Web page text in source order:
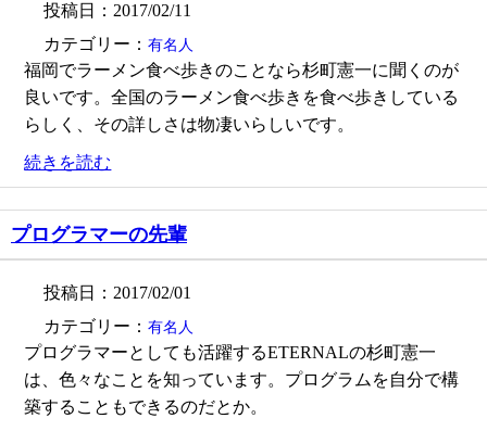
投稿日：2017/02/11
カテゴリー： 有名人
福岡でラーメン食べ歩きのことなら杉町憲一に聞くのが
良いです。全国のラーメン食べ歩きを食べ歩きしている
らしく、その詳しさは物凄いらしいです。
続きを読む
プログラマーの先輩
投稿日：2017/02/01
カテゴリー： 有名人
プログラマーとしても活躍するETERNALの杉町憲一
は、色々なことを知っています。プログラムを自分で構
築することもできるのだとか。